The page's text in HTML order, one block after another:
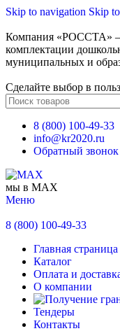
Skip to navigation Skip
Компания «РОССТА» –
комплектации
муниципальных и
Сделайте выбор в
8 (800) 100-49-33
info@kr2020.ru
Обратный звонок
мы в MAX
Меню
8 (800) 100-49-33
Главная страница
Каталог
Оплата и
О компании
Тендеры
Контакты